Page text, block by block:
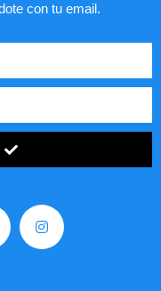
con tu email.